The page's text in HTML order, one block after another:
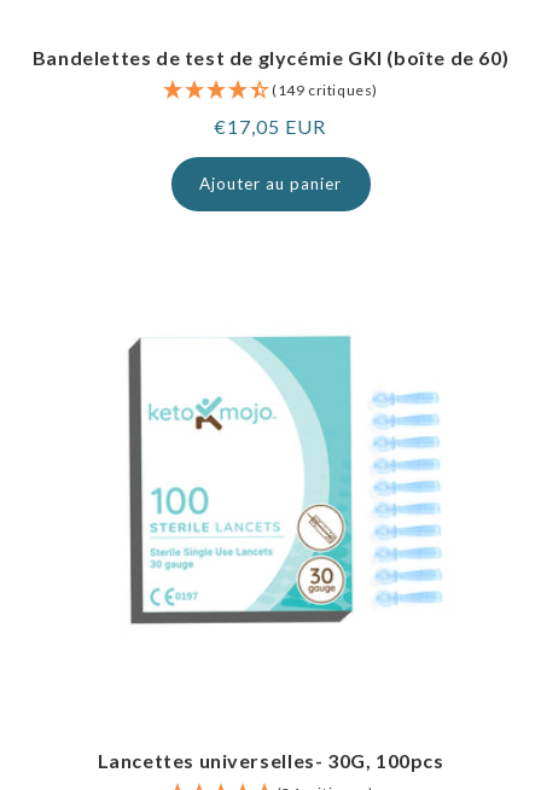
Bandelettes de test de glycémie GKI (boîte de 60)
(149 critiques)
Prix
normal
€17,05 EUR
Ajouter au panier
Lancettes universelles- 30G, 100pcs